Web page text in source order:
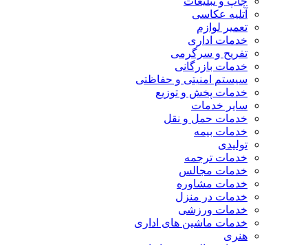
آتلیه عکاسی
تعمیر لوازم
خدمات اداری
تفریح و سرگرمی
خدمات بازرگانی
سیستم امنیتی و حفاظتی
خدمات پخش و توزیع
سایر خدمات
خدمات حمل و نقل
خدمات بیمه
تولیدی
خدمات ترجمه
خدمات مجالس
خدمات مشاوره
خدمات در منزل
خدمات ورزشی
خدمات ماشین های اداری
هنری